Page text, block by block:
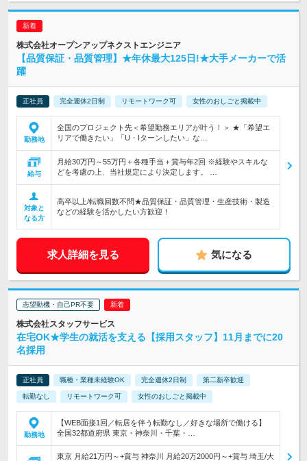
株式会社オープンアップネクストエンジニア
【品質保証・品質管理】★年休最大125日!★大手メーカーで活
躍
正社員 完全週休2日制 リモートワーク可 女性のおしごと掲載中
勤務地
全国のプロジェクト先＜希望勤務エリアが叶う！＞ ★「希望エ
リアで働きたい」「U・Iターンしたい」な…
給与
月給30万円～55万円＋各種手当＋賞与年2回 ※経験やスキルな
どを考慮の上、当社規定により決定します。 …
対象と
なる方
高卒以上/転職回数不問★品質保証・品質管理・生産技術・製造
などの経験を活かしたい方歓迎！
求人詳細を見る 気になる
志望動機・自己PR不要
株式会社スタッフサービス
在宅OK★学生の就活を支える【採用スタッフ】11月までに20
名採用
正社員 職種・業種未経験OK 完全週休2日制 第二新卒歓迎
転勤なし リモートワーク可 女性のおしごと掲載中
勤務地
【WEB面接1回／転居を伴う転勤なし／好きな場所で働ける】
全国32都道府県 東京・神奈川・千葉・…
東京 月給21万円～+賞与 神奈川 月給20万2000円～+賞与 埼玉/大